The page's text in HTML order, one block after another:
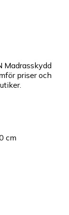
Madrasskydd
priser och
cm